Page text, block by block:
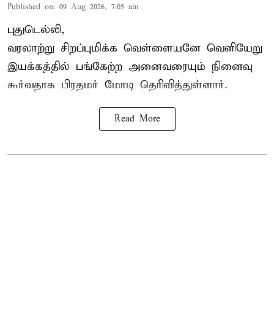
Published on: 09 Aug 2026, 7:05 am
புதுடெல்லி,
வரலாற்று சிறப்புமிக்க வெள்ளையனே வெளியேறு
இயக்கத்தில் பங்கேற்ற அனைவரையும் நினைவு
கூர்வதாக பிரதமர் மோடி தெரிவித்துள்ளார்.
Read More